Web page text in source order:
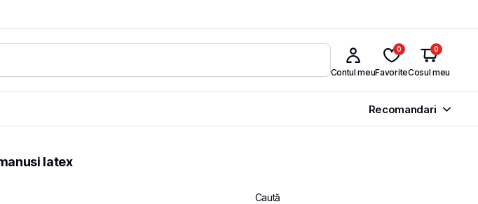
Contul meu
0
Favorite
0
Cosul meu
Recomandari
latex
Caută